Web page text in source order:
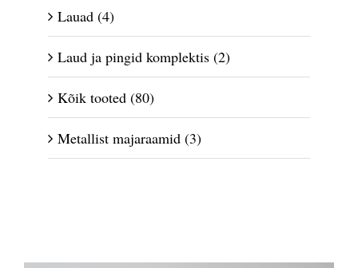
Lauad (4)
Laud ja pingid komplektis (2)
Kõik tooted (80)
Metallist majaraamid (3)